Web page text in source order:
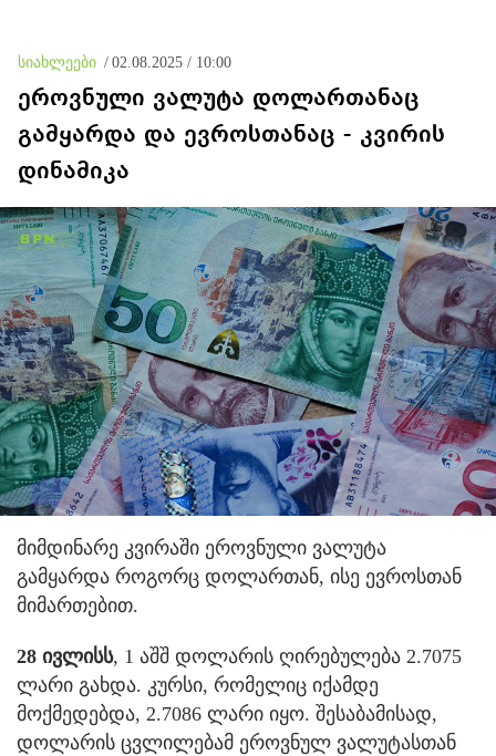
სიახლეები / 02.08.2025 / 10:00
ეროვნული ვალუტა დოლართანაც
გამყარდა და ევროსთანაც - კვირის
დინამიკა
მიმდინარე კვირაში ეროვნული ვალუტა
გამყარდა როგორც დოლართან, ისე ევროსთან
მიმართებით.
28 ივლისს, 1 აშშ დოლარის ღირებულება 2.7075
ლარი გახდა. კურსი, რომელიც იქამდე
მოქმედებდა, 2.7086 ლარი იყო. შესაბამისად,
დოლარის ცვლილებამ ეროვნულ ვალუტასთან